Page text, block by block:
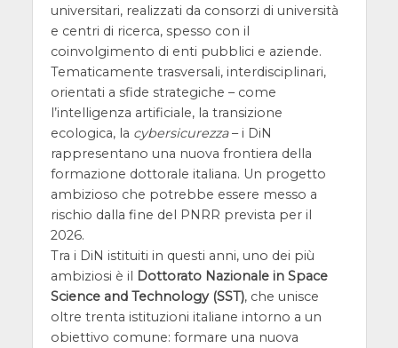
universitari, realizzati da consorzi di università
e centri di ricerca, spesso con il
coinvolgimento di enti pubblici e aziende.
Tematicamente trasversali, interdisciplinari,
orientati a sfide strategiche – come
l’intelligenza artificiale, la transizione
ecologica, la cybersicurezza– i DiN
rappresentano una nuova frontiera della
formazione dottorale italiana. Un progetto
ambizioso che potrebbe essere messo a
rischio dalla fine del PNRR prevista per il
2026.
Tra i DiN istituiti in questi anni, uno dei più
ambiziosi è il Dottorato Nazionale in Space
Science and Technology (SST), che unisce
oltre trenta istituzioni italiane intorno a un
obiettivo comune: formare una nuova